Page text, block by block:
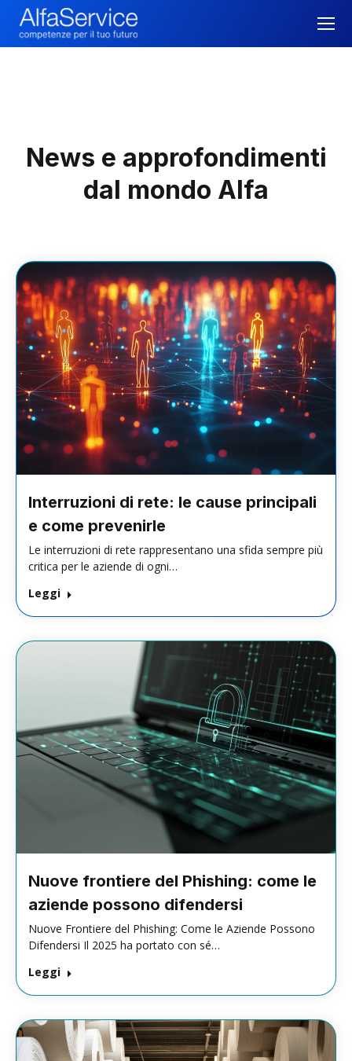
News e approfondimenti
dal mondo Alfa
Interruzioni di rete: le cause principali
e come prevenirle
Le interruzioni di rete rappresentano una sfida sempre più
critica per le aziende di ogni…
Leggi
Nuove frontiere del Phishing: come le
aziende possono difendersi
Nuove Frontiere del Phishing: Come le Aziende Possono
Difendersi Il 2025 ha portato con sé…
Leggi